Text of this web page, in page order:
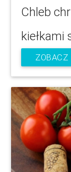
Chleb
kiełkami
ZOBACZ